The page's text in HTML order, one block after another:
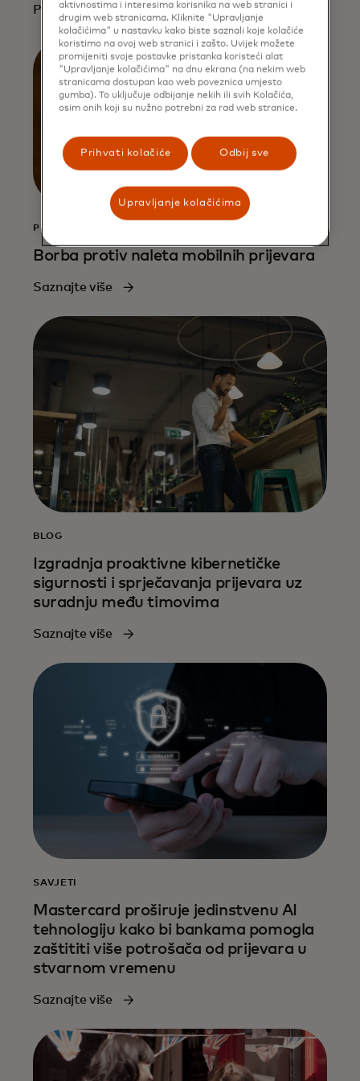
Pročitajte više
PRIČA
Borba protiv naleta mobilnih prijevara
Saznajte više
BLOG
Izgradnja proaktivne kibernetičke
sigurnosti i sprječavanja prijevara uz
suradnju među timovima
Saznajte više
SAVJETI
Mastercard proširuje jedinstvenu AI
tehnologiju kako bi bankama pomogla
zaštititi više potrošača od prijevara u
stvarnom vremenu
Saznajte više
aktivnostima i interesima korisnika na web stranici i
drugim web stranicama. Kliknite "Upravljanje
kolačićima" u nastavku kako biste saznali koje kolačiće
koristimo na ovoj web stranici i zašto. Uvijek možete
promijeniti svoje postavke pristanka koristeći alat
"Upravljanje kolačićima" na dnu ekrana (na nekim web
stranicama dostupan kao web poveznica umjesto
gumba). To uključuje odbijanje nekih ili svih Kolačića,
osim onih koji su nužno potrebni za rad web stranice.
Prihvati kolačiće Odbij sve
Upravljanje kolačićima